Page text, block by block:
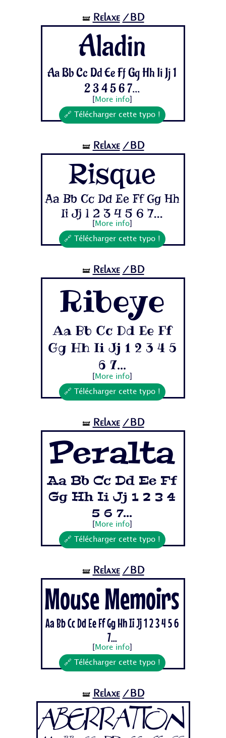
🝛 Relaxe /BD
Aladin
Aa Bb Cc Dd Ee Ff Gg Hh Ii Jj 1
2 3 4 5 6 7...
More info]
🔗 Télécharger cette typo !
🝛 Relaxe /BD
Risque
Aa Bb Cc Dd Ee Ff Gg Hh
Ii Jj 1 2 3 4 5 6 7...
More info]
🔗 Télécharger cette typo !
🝛 Relaxe /BD
Ribeye
Aa Bb Cc Dd Ee Ff
Gg Hh Ii Jj 1 2 3 4 5
6 7...
More info]
🔗 Télécharger cette typo !
🝛 Relaxe /BD
Peralta
Aa Bb Cc Dd Ee Ff
Gg Hh Ii Jj 1 2 3 4
5 6 7...
More info]
🔗 Télécharger cette typo !
🝛 Relaxe /BD
Mouse Memoirs
Aa Bb Cc Dd Ee Ff Gg Hh Ii Jj 1 2 3 4 5 6
7...
More info]
🔗 Télécharger cette typo !
🝛 Relaxe /BD
Aberration